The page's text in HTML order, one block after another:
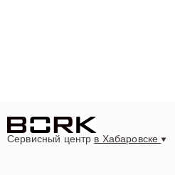
Сервисный центр в Хабаровске